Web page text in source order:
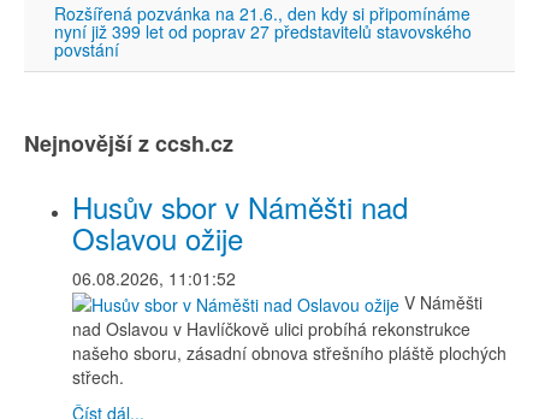
Rozšířená pozvánka na 21.6., den kdy si připomínáme
nyní již 399 let od poprav 27 představitelů stavovského
povstání
Nejnovější z ccsh.cz
Husův sbor v Náměšti nad
Oslavou ožije
06.08.2026, 11:01:52
V Náměšti
nad Oslavou v Havlíčkově ulici probíhá rekonstrukce
našeho sboru, zásadní obnova střešního pláště plochých
střech.
Číst dál...